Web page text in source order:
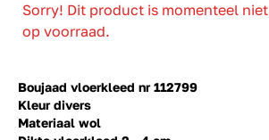
Boujaad vloerkleed nr 112799
Kleur divers
Materiaal wol
Sorry! Dit product is momenteel niet
op voorraad.